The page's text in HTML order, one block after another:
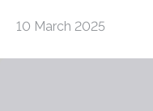
10 March 2025